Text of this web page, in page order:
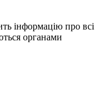
інформацію про всі
органами